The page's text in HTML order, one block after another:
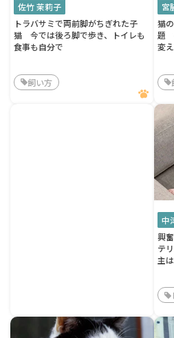
佐竹 茉莉子
トラバサミで両前脚がちぎれた子
猫 今では後ろ脚で歩き、トイレも
食事も自分で
飼い方
宮
猫
題
変
中
興
テ
主